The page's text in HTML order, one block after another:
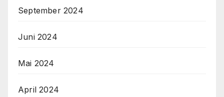
September 2024
Juni 2024
Mai 2024
April 2024